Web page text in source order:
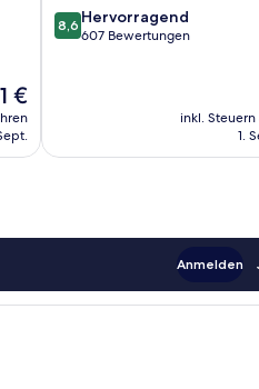
€
8.6
von
8,6 Hervorragend
607 Bewertungen
inkl.
1.
Anmelden